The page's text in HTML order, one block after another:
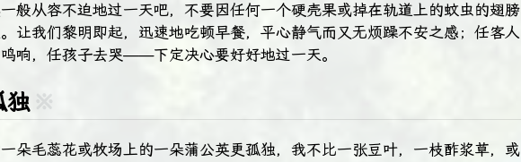
般从容不迫地过一天吧，不要因任何一个硬壳果或掉在轨道上的蚊虫的翅膀
让我们黎明即起，迅速地吃顿早餐，平心静气而又无烦躁不安之感；任客人
响，任孩子去哭——下定决心要好好地过一天。
独 ※
朵毛蕊花或牧场上的一朵蒲公英更孤独，我不比一张豆叶，一枝酢浆草，或